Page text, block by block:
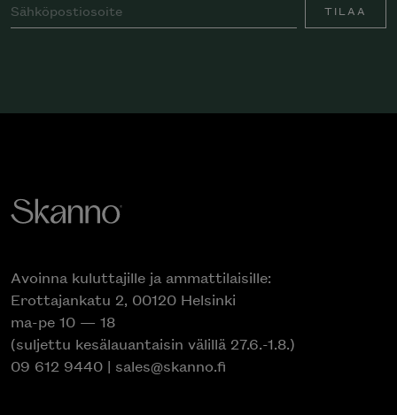
TILAA
Avoinna kuluttajille ja ammattilaisille:
Erottajankatu 2, 00120 Helsinki
ma-pe 10 — 18
(suljettu kesälauantaisin välillä 27.6.-1.8.)
09 612 9440 | sales@skanno.fi